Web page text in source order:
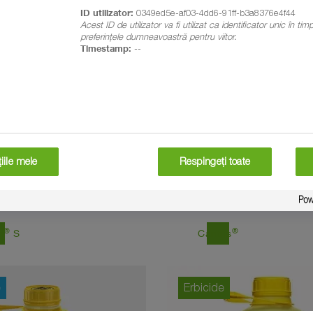
® S
Fungicide
Cantus®
Erbicide
ID utilizator: 0349ed5e-af03-4dd6-91ff-b3a8376e4f44
Acest ID de utilizator va fi utilizat ca identificator unic în
preferințele dumneavoastră pentru viitor.
Timestamp: --
mele Respingeți toate